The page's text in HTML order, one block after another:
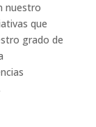
nuestro
que
grado de